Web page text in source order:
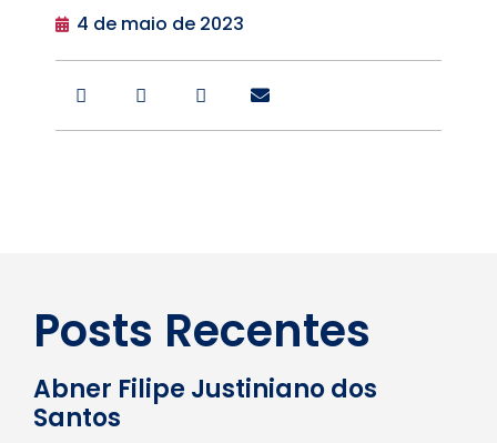
4 de maio de 2023
Posts Recentes
Abner Filipe Justiniano dos
Santos